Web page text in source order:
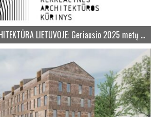
REKREACINĖ ARCHITEKTŪRA LIETUVOJE: Geriausio 2025 metų kūrinio rinkimai